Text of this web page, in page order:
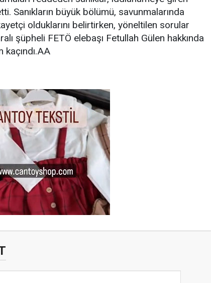
Sanıkların büyük bölümü, savunmalarında
olduklarını belirtirken, yöneltilen sorular
şüpheli FETÖ elebaşı Fetullah Gülen hakkında